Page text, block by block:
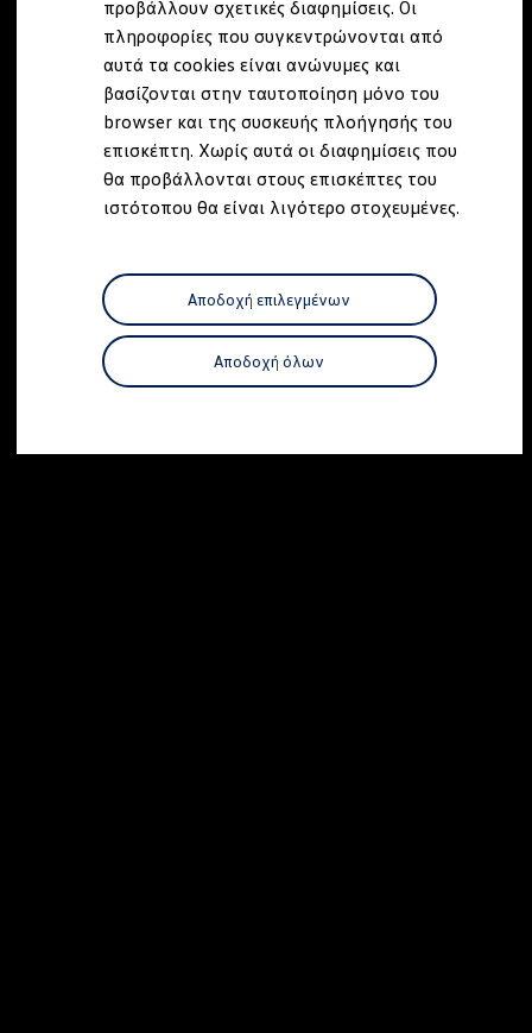
προβάλλουν σχετικές διαφημίσεις. Οι
πληροφορίες που συγκεντρώνονται από
αυτά τα cookies είναι ανώνυμες και
βασίζονται στην ταυτοποίηση μόνο του
browser και της συσκευής πλοήγησής του
επισκέπτη. Χωρίς αυτά οι διαφημίσεις που
θα προβάλλονται στους επισκέπτες του
ιστότοπου θα είναι λιγότερο στοχευμένες.
Αποδοχή επιλεγμένων
Αποδοχή όλων
Digital Manual - Ψηφιακό εγχειρίδιο
XTL diesel fuel
Υπηρεσίες Volkswagen
Υπηρεσίες Volkswagen Click@Service
Pick Up & Delivery
Φροντίδα Clean Plus
Επαγγελματικά Οχήματα Volkswagen
Συντήρηση & Επισκευή Επαγγελματικών
Σημαντικές πληροφορίες
Εγγύηση Επαγγελματικών Volkswagen
Εγγύηση Volkswagen
Αστυπάλαια: Κίνητρα Επιδότησης
Volkswagen Bulli - 75 Χρόνια Κληρονομιάς
Bulli magazine
VW Bus History